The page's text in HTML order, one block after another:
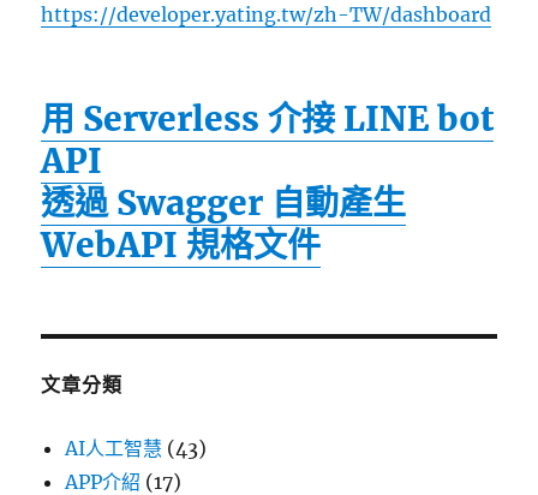
https://developer.yating.tw/zh-TW/dashboard
用 Serverless 介接 LINE bot
API
透過 Swagger 自動產生
WebAPI 規格文件
文章分類
AI人工智慧 (43)
APP介紹 (17)